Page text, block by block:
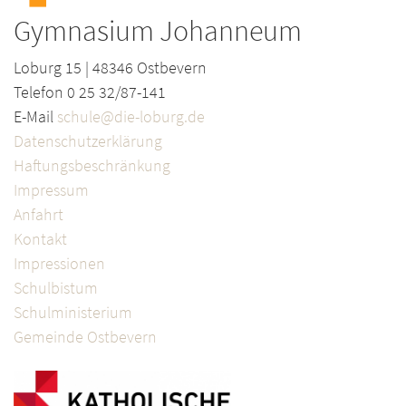
Gymnasium Johanneum
Loburg 15 | 48346 Ostbevern
Telefon 0 25 32/87-141
E-Mail schule@die-loburg.de
Datenschutzerklärung
Haftungsbeschränkung
Impressum
Anfahrt
Kontakt
Impressionen
Schulbistum
Schulministerium
Gemeinde Ostbevern